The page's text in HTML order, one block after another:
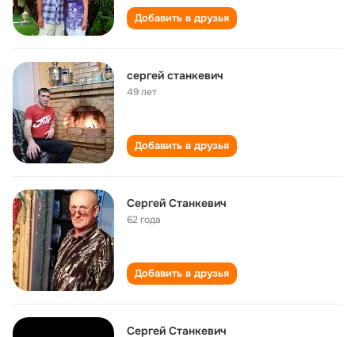
Добавить в друзья
сергей станкевич
49 лет
Добавить в друзья
Сергей Станкевич
62 года
Добавить в друзья
Сергей Станкевич